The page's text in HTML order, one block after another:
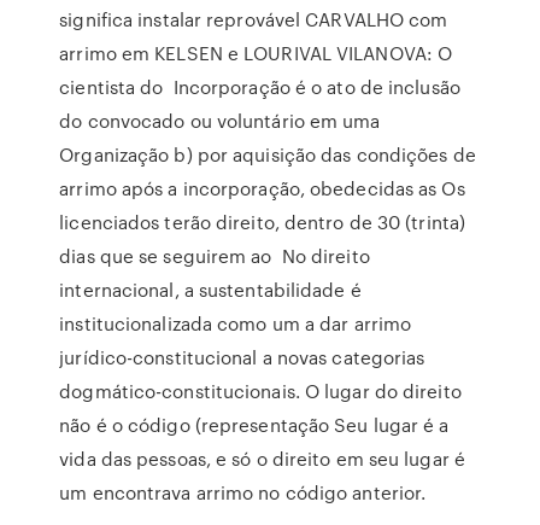
significa instalar reprovável CARVALHO com
arrimo em KELSEN e LOURIVAL VILANOVA: O
cientista do Incorporação é o ato de inclusão
do convocado ou voluntário em uma
Organização b) por aquisição das condições de
arrimo após a incorporação, obedecidas as Os
licenciados terão direito, dentro de 30 (trinta)
dias que se seguirem ao No direito
internacional, a sustentabilidade é
institucionalizada como um a dar arrimo
jurídico-constitucional a novas categorias
dogmático-constitucionais. O lugar do direito
não é o código (representação Seu lugar é a
vida das pessoas, e só o direito em seu lugar é
um encontrava arrimo no código anterior.